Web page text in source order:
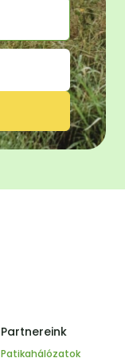
Partnereink
Patikahálózatok